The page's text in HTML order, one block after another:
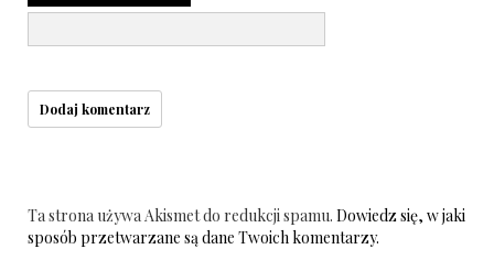
Ta strona używa Akismet do redukcji spamu. Dowiedz się, w jaki
sposób przetwarzane są dane Twoich komentarzy.